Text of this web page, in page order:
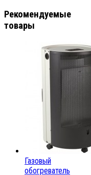
Рекомендуемые
товары
Газовый
обогреватель